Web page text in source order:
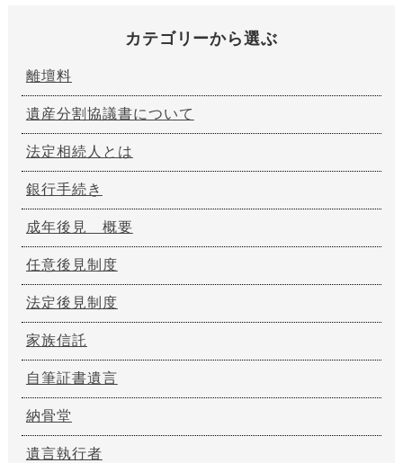
カテゴリーから選ぶ
離壇料
遺産分割協議書について
法定相続人とは
銀行手続き
成年後見 概要
任意後見制度
法定後見制度
家族信託
自筆証書遺言
納骨堂
遺言執行者